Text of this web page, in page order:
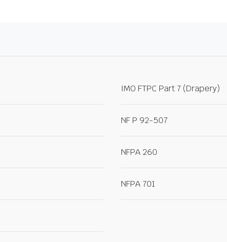
IMO FTPC Part 7 (Drapery)
NF P 92-507
NFPA 260
NFPA 701